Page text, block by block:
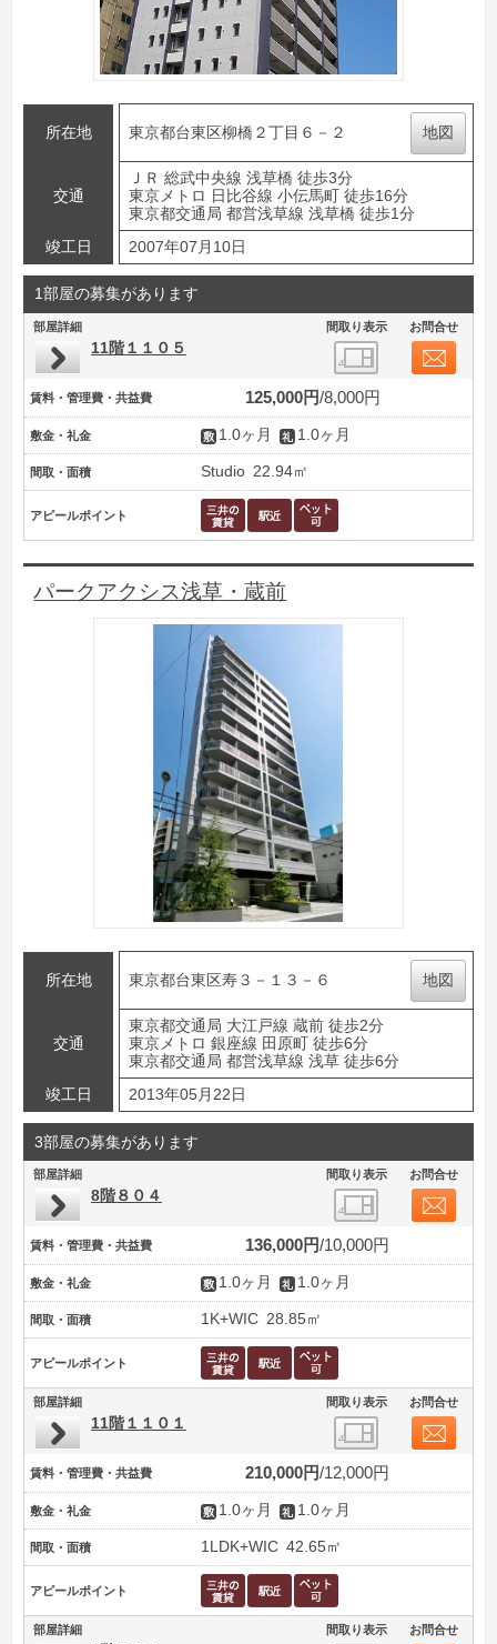
所在地 東京都台東区柳橋２丁目６－２ 地図
交通
ＪＲ 総武中央線 浅草橋 徒歩3分
東京メトロ 日比谷線 小伝馬町 徒歩16分
東京都交通局 都営浅草線 浅草橋 徒歩1分
竣工日
2007年07月10日
1部屋の募集があります
部屋詳細 間取り表示 お問合せ
11階１１０５
賃料・管理費・共益費 125,000円 8,000円
敷金・礼金 1.0ヶ月 1.0ヶ月
間取・面積 Studio 22.94㎡
アピールポイント
パークアクシス浅草・蔵前
所在地 東京都台東区寿３－１３－６ 地図
交通
東京都交通局 大江戸線 蔵前 徒歩2分
東京メトロ 銀座線 田原町 徒歩6分
東京都交通局 都営浅草線 浅草 徒歩6分
竣工日
2013年05月22日
3部屋の募集があります
部屋詳細 間取り表示 お問合せ
8階８０４
賃料・管理費・共益費 136,000円 10,000円
敷金・礼金 1.0ヶ月 1.0ヶ月
間取・面積 1K+WIC 28.85㎡
アピールポイント
部屋詳細 間取り表示 お問合せ
11階１１０１
賃料・管理費・共益費 210,000円 12,000円
敷金・礼金 1.0ヶ月 1.0ヶ月
間取・面積 1LDK+WIC 42.65㎡
アピールポイント
部屋詳細 間取り表示 お問合せ